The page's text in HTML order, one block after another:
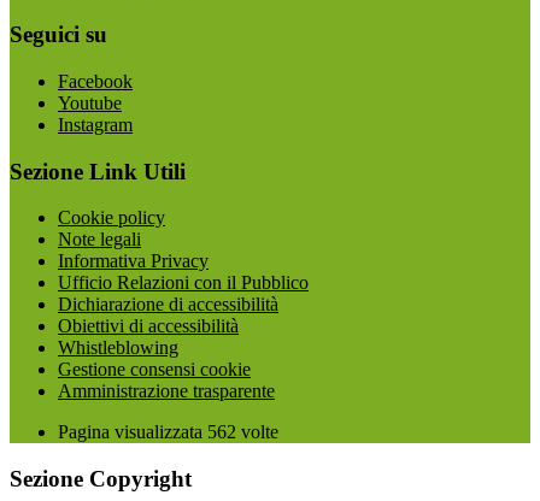
Seguici su
Facebook
Youtube
Instagram
Sezione Link Utili
Cookie policy
Note legali
Informativa Privacy
Ufficio Relazioni con il Pubblico
Dichiarazione di accessibilità
Obiettivi di accessibilità
Whistleblowing
Gestione consensi cookie
Amministrazione trasparente
Pagina visualizzata 562 volte
Sezione Copyright